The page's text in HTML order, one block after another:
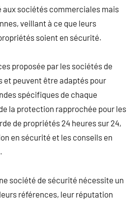
sociétés commerciales mais
veillant à ce que leurs
soient en sécurité.
proposée par les sociétés de
et peuvent être adaptés pour
spécifiques de chaque
la protection rapprochée pour les
de propriétés 24 heures sur 24,
en sécurité et les conseils en
société de sécurité nécessite un
références, leur réputation